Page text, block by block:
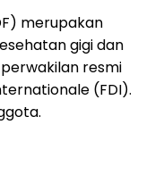
merupakan
gigi dan
resmi
(FDI).